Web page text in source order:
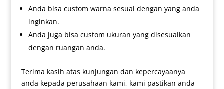
Anda bisa custom warna sesuai dengan yang anda
inginkan.
Anda juga bisa custom ukuran yang disesuaikan
dengan ruangan anda.
Terima kasih atas kunjungan dan kepercayaanya
anda kepada perusahaan kami, kami pastikan anda